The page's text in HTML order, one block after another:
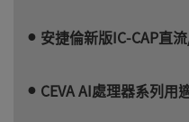
安捷倫新版IC-CAP直
CEVA AI處理器系列用